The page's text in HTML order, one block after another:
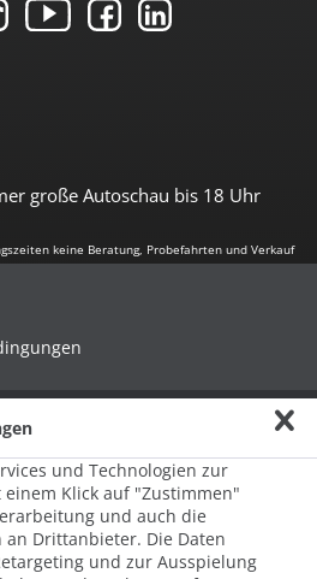
große Autoschau bis 18 Uhr
keine Beratung, Probefahrten und Verkauf
HinSchG
und Technologien zur
Klick auf "Zustimmen"
und auch die
Drittanbieter. Die Daten
und zur Ausspielung